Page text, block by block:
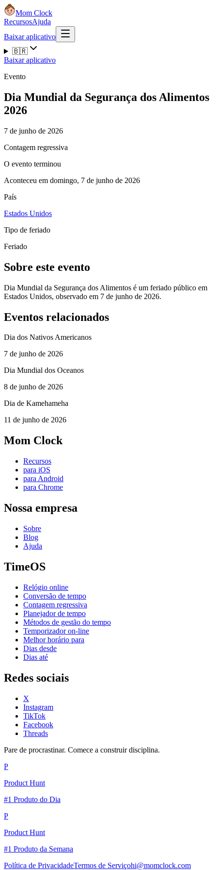
Mom Clock
RecursosAjuda
Baixar aplicativo
🇧🇷
Baixar aplicativo
Evento
Dia Mundial da Segurança dos Alimentos
2026
7 de junho de 2026
Contagem regressiva
O evento terminou
Aconteceu em domingo, 7 de junho de 2026
País
Estados Unidos
Tipo de feriado
Feriado
Sobre este evento
Dia Mundial da Segurança dos Alimentos é um feriado público em
Estados Unidos, observado em 7 de junho de 2026.
Eventos relacionados
Dia dos Nativos Americanos
7 de junho de 2026
Dia Mundial dos Oceanos
8 de junho de 2026
Dia de Kamehameha
11 de junho de 2026
Mom Clock
Recursos
para iOS
para Android
para Chrome
Nossa empresa
Sobre
Blog
Ajuda
TimeOS
Relógio online
Conversão de tempo
Contagem regressiva
Planejador de tempo
Métodos de gestão do tempo
Temporizador on-line
Melhor horário para
Dias desde
Dias até
Redes sociais
X
Instagram
TikTok
Facebook
Threads
Pare de procrastinar. Comece a construir disciplina.
P
Product Hunt
#1 Produto do Dia
P
Product Hunt
#1 Produto da Semana
Política de PrivacidadeTermos de Serviçohi@momclock.com